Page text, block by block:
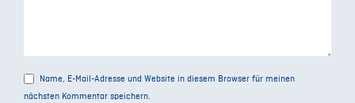
Name, E-Mail-Adresse und Website in diesem Browser für meinen
nächsten Kommentar speichern.